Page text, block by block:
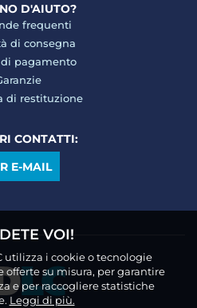
D'AIUTO?
frequenti
di consegna
pagamento
di restituzione
CONTATTI:
E-MAIL
VOI!
utilizza i cookie o tecnologie
offerte su misura, per garantire
e per raccogliere statistiche
Leggi di più.